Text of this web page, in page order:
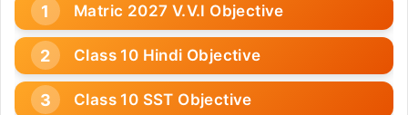
Matric 2027 V.V.I Objective
Class 10 Hindi Objective
Class 10 SST Objective